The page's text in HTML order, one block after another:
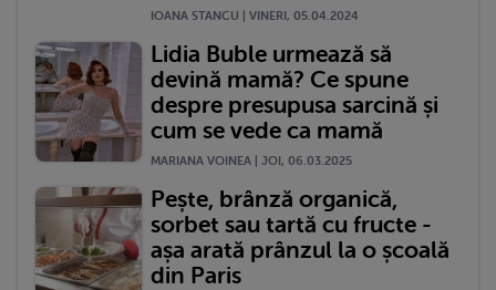
IOANA STANCU | VINERI, 05.04.2024
Lidia Buble urmează să
devină mamă? Ce spune
despre presupusa sarcină și
cum se vede ca mamă
MARIANA VOINEA | JOI, 06.03.2025
Pește, brânză organică,
sorbet sau tartă cu fructe -
așa arată prânzul la o școală
din Paris